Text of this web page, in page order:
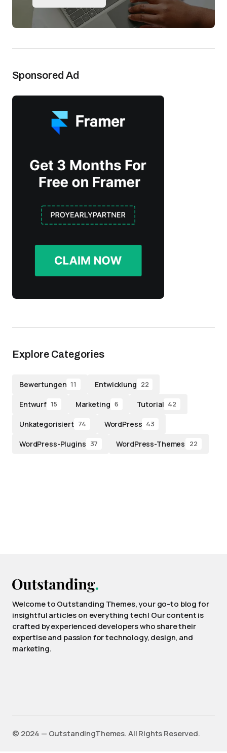
Sponsored Ad
Explore Categories
Bewertungen 11 Entwicklung 22
Entwurf 15 Marketing 6 Tutorial 42
Unkategorisiert 74 WordPress 43
WordPress-Plugins 37 WordPress-Themes 22
Welcome to Outstanding Themes, your go-to blog for
insightful articles on everything tech! Our content is
crafted by experienced developers who share their
expertise and passion for technology, design, and
marketing.
©️ 2024 — OutstandingThemes. All Rights Reserved.